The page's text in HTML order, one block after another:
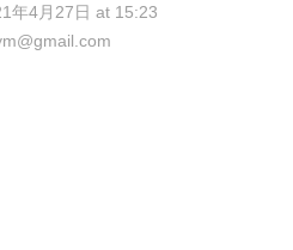
年4月27日 at 15:23